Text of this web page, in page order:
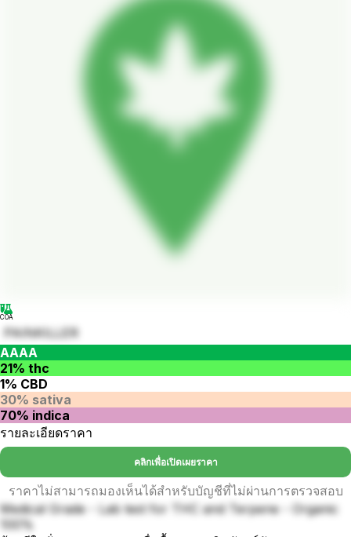
COA
PAINKILLER
AAAA
21% thc
1% CBD
30% sativa
70% indica
รายละเอียดราคา
คลิกเพื่อเปิดเผยราคา
ราคาไม่สามารถมองเห็นได้สำหรับบัญชีที่ไม่ผ่านการตรวจสอบ
Medical Grade - Lab test for THC and Terpene - Organic
100%